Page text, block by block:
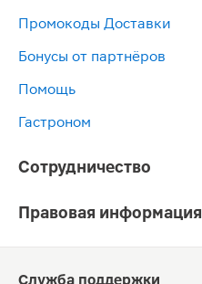
Промокоды Доставки
Бонусы от партнёров
Помощь
Гастроном
Сотрудничество
Правовая информация
Служба поддержки